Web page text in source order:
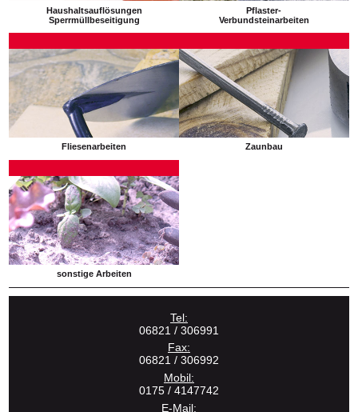
Haushaltsauflösungen
Sperrmüllbeseitigung
Pflaster-
Verbundsteinarbeiten
Fliesenarbeiten Zaunbau
sonstige Arbeiten
Tel:
06821 / 306991
Fax:
06821 / 306992
Mobil:
0175 / 4147742
E-Mail: